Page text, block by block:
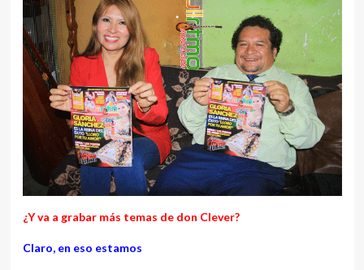
¿Y va a grabar más temas de don Clever?
Claro, en eso estamos